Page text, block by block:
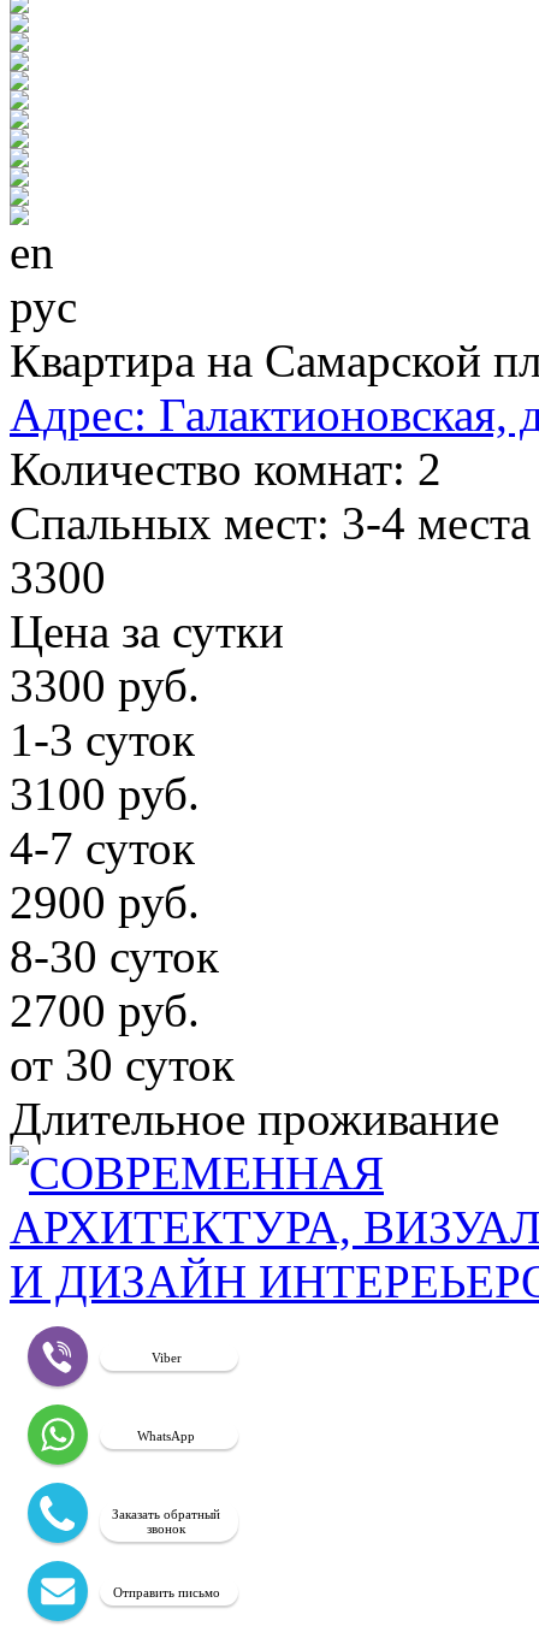
en
рус
Квартира на Самарской
Адрес: Галактионовская,
Количество комнат: 2
Cпальных мест: 3-4 места
3300
Цена за сутки
3300 руб.
1-3 суток
3100 руб.
4-7 суток
2900 руб.
8-30 суток
2700 руб.
от 30 суток
Длительное проживание
Viber
WhatsApp
Заказать обратный
звонок
Отправить письмо